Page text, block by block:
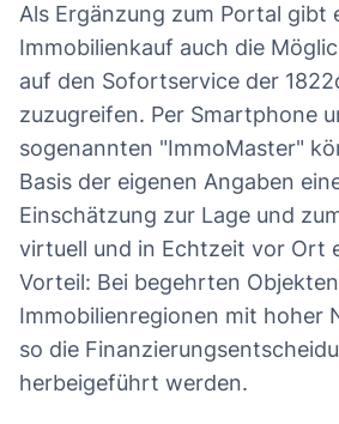
Als Ergänzung zum Portal gibt
Immobilienkauf auch die
auf den Sofortservice der
zuzugreifen. Per Smartphone
sogenannten "ImmoMaster"
Basis der eigenen Angaben
Einschätzung zur Lage und
virtuell und in Echtzeit vor Ort
Vorteil: Bei begehrten
Immobilienregionen mit hoher
so die
herbeigeführt werden.